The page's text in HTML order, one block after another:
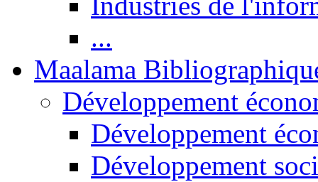
...
Maalama
Développement
Développement
Développement